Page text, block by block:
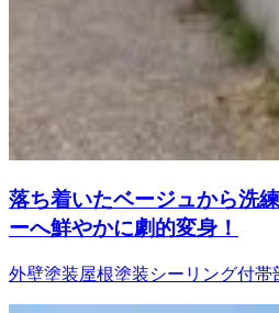
落ち着いたベージュから洗
ーへ鮮やかに劇的変身！
外壁塗装屋根塗装シーリング付帯